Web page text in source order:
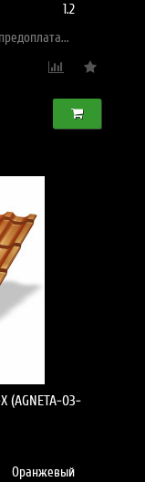
1.2
(AGNETA-03-
Оранжевый